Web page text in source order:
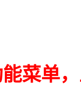
菜单